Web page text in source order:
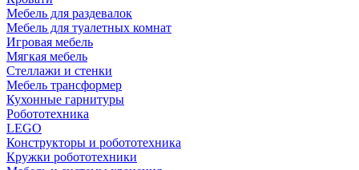
Мебель для раздевалок
Мебель для туалетных комнат
Игровая мебель
Мягкая мебель
Стеллажи и стенки
Мебель трансформер
Кухонные гарнитуры
Робототехника
LEGO
Конструкторы и робототехника
Кружки робототехники